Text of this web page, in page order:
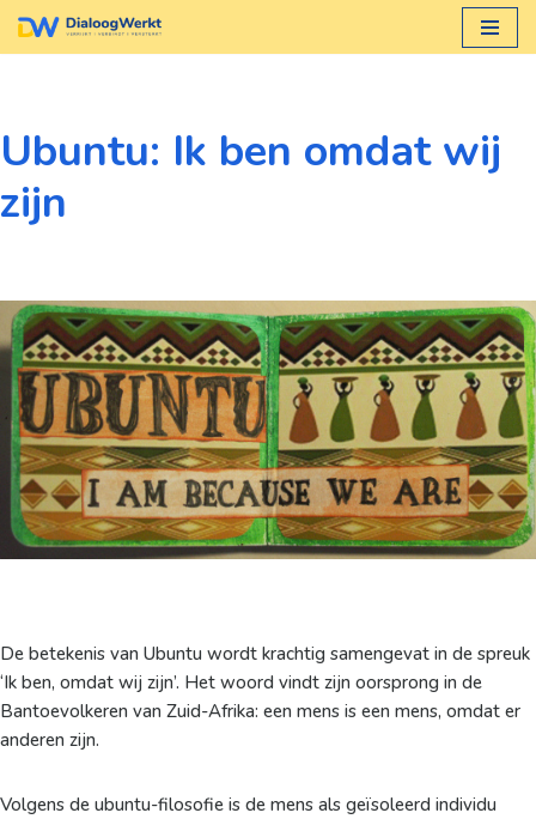
inhoud
Ubuntu: Ik ben omdat wij
zijn
De betekenis van Ubuntu wordt krachtig samengevat in de spreuk
‘Ik ben, omdat wij zijn’. Het woord vindt zijn oorsprong in de
Bantoevolkeren van Zuid-Afrika: een mens is een mens, omdat er
anderen zijn.
Volgens de ubuntu-filosofie is de mens als geïsoleerd individu